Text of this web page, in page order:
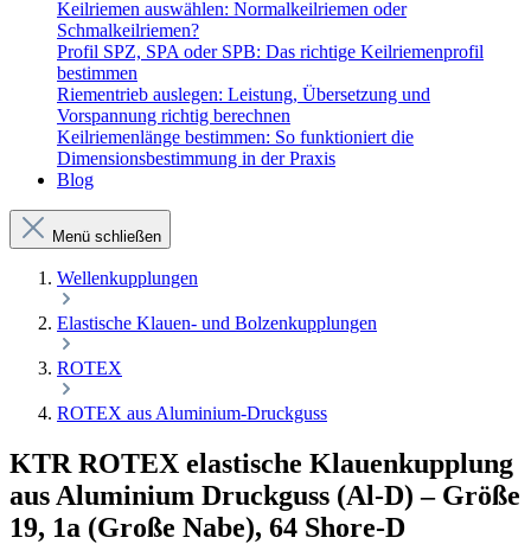
Keilriemen auswählen: Normalkeilriemen oder
Schmalkeilriemen?
Profil SPZ, SPA oder SPB: Das richtige Keilriemenprofil
bestimmen
Riementrieb auslegen: Leistung, Übersetzung und
Vorspannung richtig berechnen
Keilriemenlänge bestimmen: So funktioniert die
Dimensionsbestimmung in der Praxis
Blog
Menü schließen
Wellenkupplungen
Elastische Klauen- und Bolzenkupplungen
ROTEX
ROTEX aus Aluminium-Druckguss
KTR ROTEX elastische Klauenkupplung
aus Aluminium Druckguss (Al-D) – Größe
19, 1a (Große Nabe), 64 Shore-D